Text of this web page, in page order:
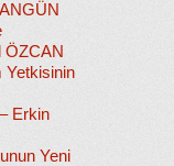
ÖZCAN
Yetkisinin
Erkin
Yeni